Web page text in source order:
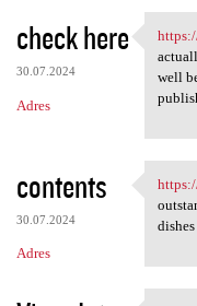
check here
30.07.2024
Adres
well
contents
30.07.2024
Adres